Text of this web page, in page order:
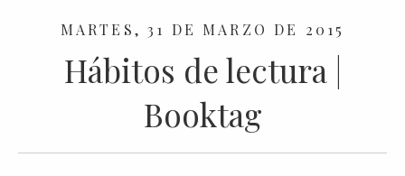
MARTES, 31 DE MARZO DE 2015
Hábitos de lectura |
Booktag